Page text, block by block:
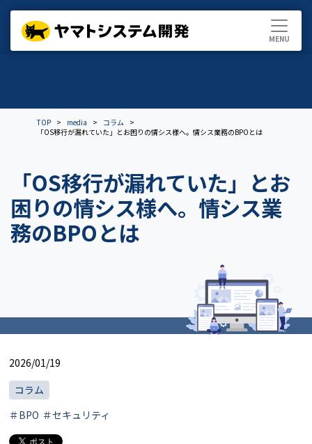
TOP media
コラム
「OS移行が漏れていた」とお困りの情シス様へ。情シス業務のBPOとは
「OS移行が漏れていた」とお
困りの情シス様へ。情シス業
務のBPOとは
2026/01/19
コラム
＃BPO ＃セキュリティ